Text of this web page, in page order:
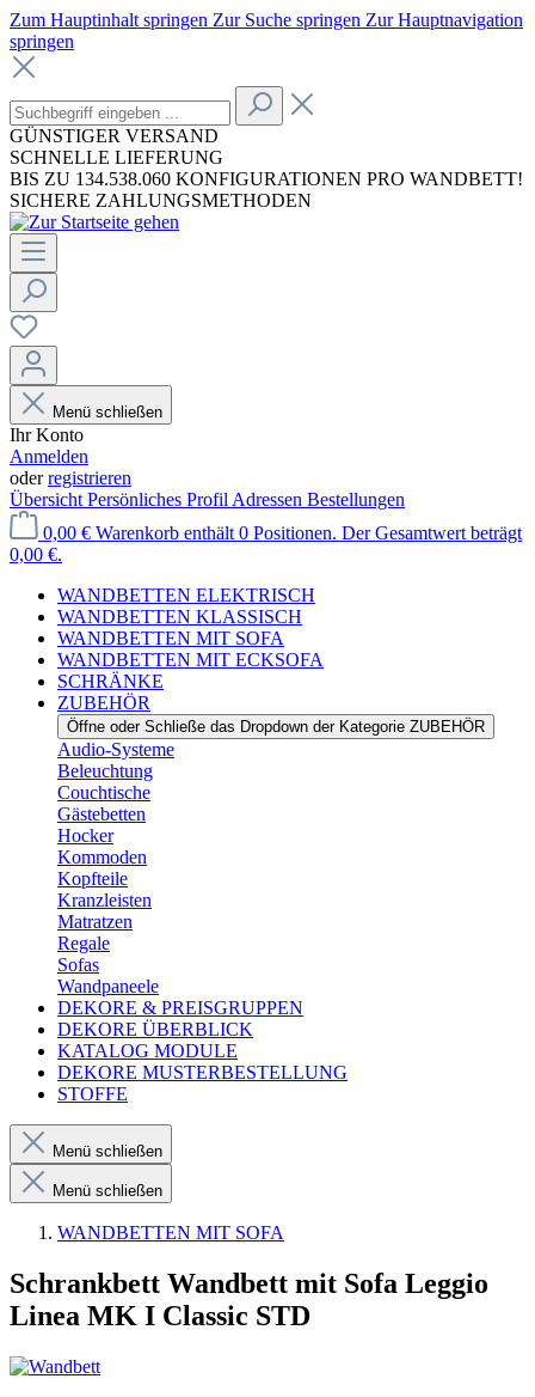
Zum Hauptinhalt springen Zur Suche springen Zur Hauptnavigation
springen
GÜNSTIGER VERSAND
SCHNELLE LIEFERUNG
BIS ZU 134.538.060 KONFIGURATIONEN PRO WANDBETT!
SICHERE ZAHLUNGSMETHODEN
Menü schließen
Ihr Konto
Anmelden
oderregistrieren
Übersicht Persönliches Profil Adressen Bestellungen
0,00 € Warenkorb enthält 0 Positionen. Der Gesamtwert beträgt
0,00 €.
WANDBETTEN ELEKTRISCH
WANDBETTEN KLASSISCH
WANDBETTEN MIT SOFA
WANDBETTEN MIT ECKSOFA
SCHRÄNKE
ZUBEHÖR
Öffne oder Schließe das Dropdown der Kategorie ZUBEHÖR
Audio-Systeme
Beleuchtung
Couchtische
Gästebetten
Hocker
Kommoden
Kopfteile
Kranzleisten
Matratzen
Regale
Sofas
Wandpaneele
DEKORE & PREISGRUPPEN
DEKORE ÜBERBLICK
KATALOG MODULE
DEKORE MUSTERBESTELLUNG
STOFFE
Menü schließen
Menü schließen
WANDBETTEN MIT SOFA
Schrankbett Wandbett mit Sofa Leggio
Linea MK I Classic STD